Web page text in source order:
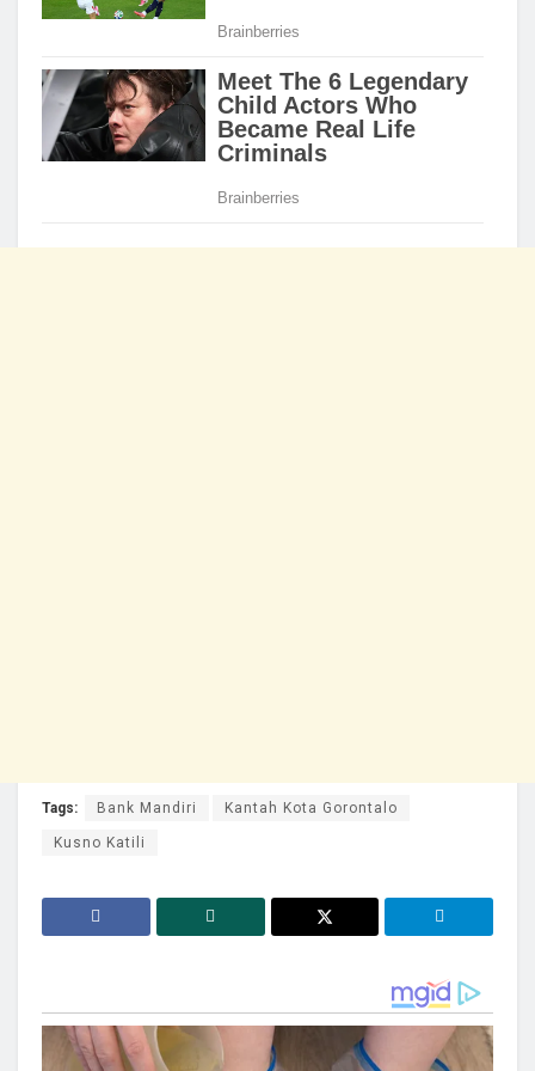
Tags: Bank Mandiri Kantah Kota Gorontalo
Kusno Katili